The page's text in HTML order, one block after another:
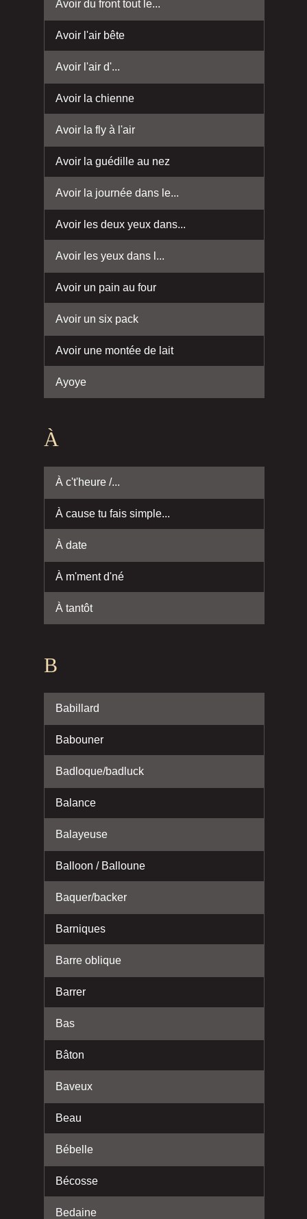
Avoir du front tout le...
Avoir l'air bête
Avoir l'air d'...
Avoir la chienne
Avoir la fly à l'air
Avoir la guédille au nez
Avoir la journée dans le...
Avoir les deux yeux dans...
Avoir les yeux dans l...
Avoir un pain au four
Avoir un six pack
Avoir une montée de lait
Ayoye
À
À c't'heure /...
À cause tu fais simple...
À date
À m'ment d'né
À tantôt
B
Babillard
Babouner
Badloque/badluck
Balance
Balayeuse
Balloon / Balloune
Baquer/backer
Barniques
Barre oblique
Barrer
Bas
Bâton
Baveux
Beau
Bébelle
Bécosse
Bedaine